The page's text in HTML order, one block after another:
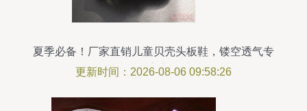
夏季必备！厂家直销儿童贝壳头板鞋，镂空透气专
为好动宝宝设计
更新时间：2026-08-06 09:58:26